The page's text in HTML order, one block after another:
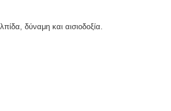
δύναμη και αισιοδοξία.